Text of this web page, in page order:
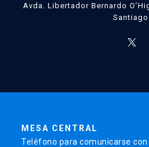
Avda. Libertador Bernardo
MESA CENTRAL
Teléfono para comunicarse